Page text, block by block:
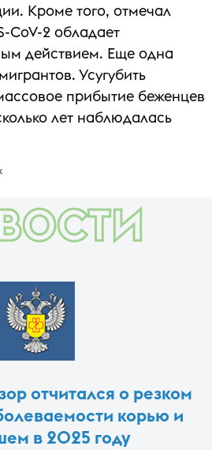
Кроме того, отмечал
CoV-2 обладает
действием. Еще одна
Усугубить
прибытие беженцев
лет наблюдалась
отчитался о резком
корью и
в 2025 году